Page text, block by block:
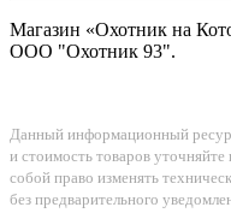
Магазин «Охотник на
ООО "Охотник 93".
Данный информационный
и стоимость товаров
собой право изменять
без предварительного